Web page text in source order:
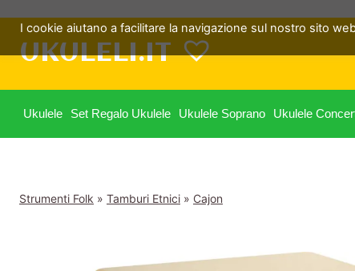
contenuto
UKULELI.IT
Ukulele Set Regalo Ukulele Ukulele Soprano Ukulele
Strumenti Folk » Tamburi Etnici » Cajon
I cookie aiutano a facilitare la navigazione sul nostro sito